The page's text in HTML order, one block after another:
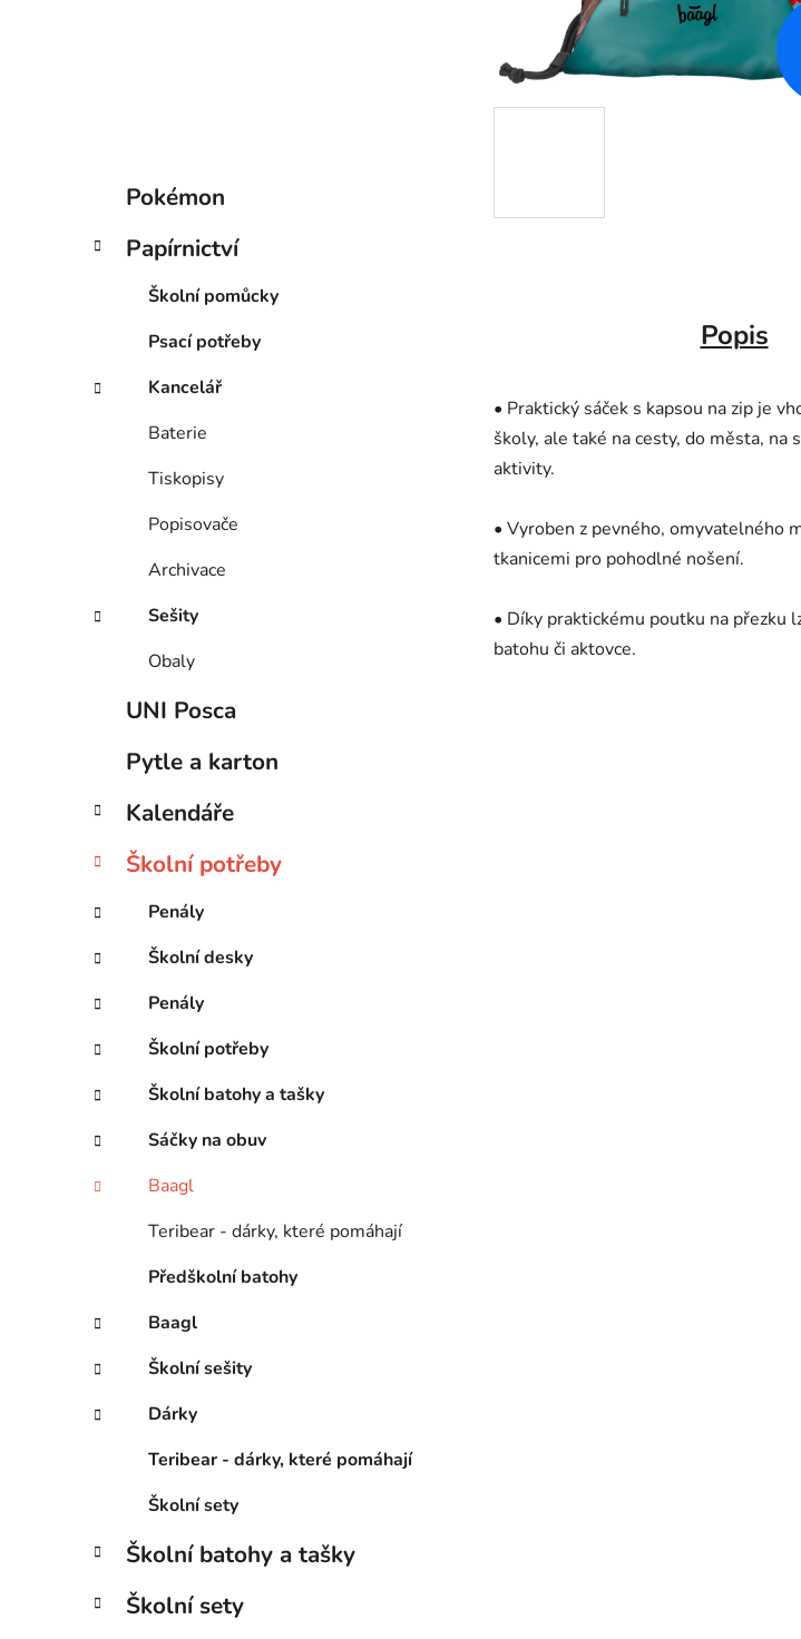
Přeskočit
kategorie
e
e
Pokémon
Papírnictví
Školní pomůcky
Psací potřeby
Kancelář
Baterie
Tiskopisy
Popisovače
Archivace
Sešity
Obaly
UNI Posca
Pytle a karton
Kalendáře
Školní potřeby
Penály
Školní desky
Penály
Školní potřeby
Školní batohy a tašky
Sáčky na obuv
Baagl
Teribear - dárky, které pomáhají
Předškolní batohy
Baagl
Školní sešity
Dárky
Teribear - dárky, které pomáhají
Školní sety
Školní batohy a tašky
Školní sety
Popis
• Praktický sáček s kapsou na zip je
školy, ale také na cesty, do města, na
aktivity.
• Vyroben z pevného, omyvatelného
tkanicemi pro pohodlné nošení.
• Díky praktickému poutku na přezku
batohu či aktovce.